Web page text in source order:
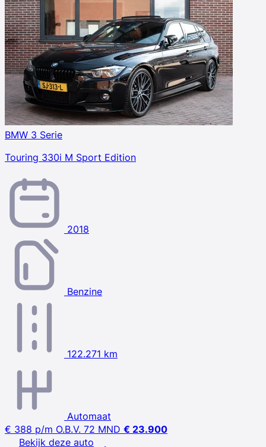
BMW 3 Serie
Touring 330i M Sport Edition
2018
Benzine
122.271 km
Automaat
€ 388 p/m O.B.V. 72 MND € 23.900
Bekijk deze auto